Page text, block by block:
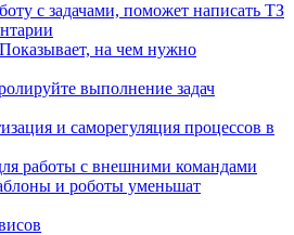
с задачами, поможет написать ТЗ
Показывает, на чем нужно
выполнение задач
и саморегуляция процессов в
работы с внешними командами
и роботы уменьшат